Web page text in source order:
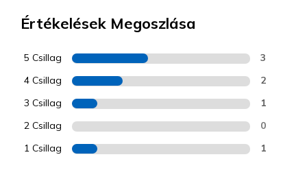
Értékelések Megoszlása
5 Csillag 3
4 Csillag 2
3 Csillag 1
2 Csillag 0
1 Csillag 1